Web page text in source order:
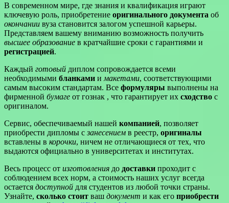
В современном мире, где знания и квалификация играют
ключевую роль, приобретение оригинального документа об
окончании вуза становится залогом успешной карьеры.
Представляем вашему вниманию возможность получить
высшее образование в кратчайшие сроки с гарантиями и
регистрацией.
Каждый готовый диплом сопровождается всеми
необходимыми бланками и макетами, соответствующими
самым высоким стандартам. Все формуляры выполнены на
фирменной бумаге от гознак , что гарантирует их сходство с
оригиналом.
Сервис, обеспечиваемый нашей компанией, позволяет
приобрести дипломы с занесением в реестр, оригиналы
вставлены в корочки, ничем не отличающиеся от тех, что
выдаются официально в университетах и институтах.
Весь процесс от изготовления до доставки проходит с
соблюдением всех норм, а стоимость наших услуг всегда
остается доступной для студентов из любой точки страны.
Узнайте, сколько стоит ваш документ и как его приобрести